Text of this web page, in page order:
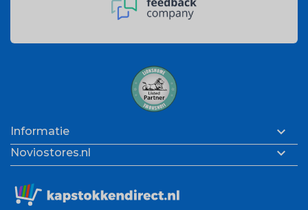
Informatie 
Noviostores.nl 